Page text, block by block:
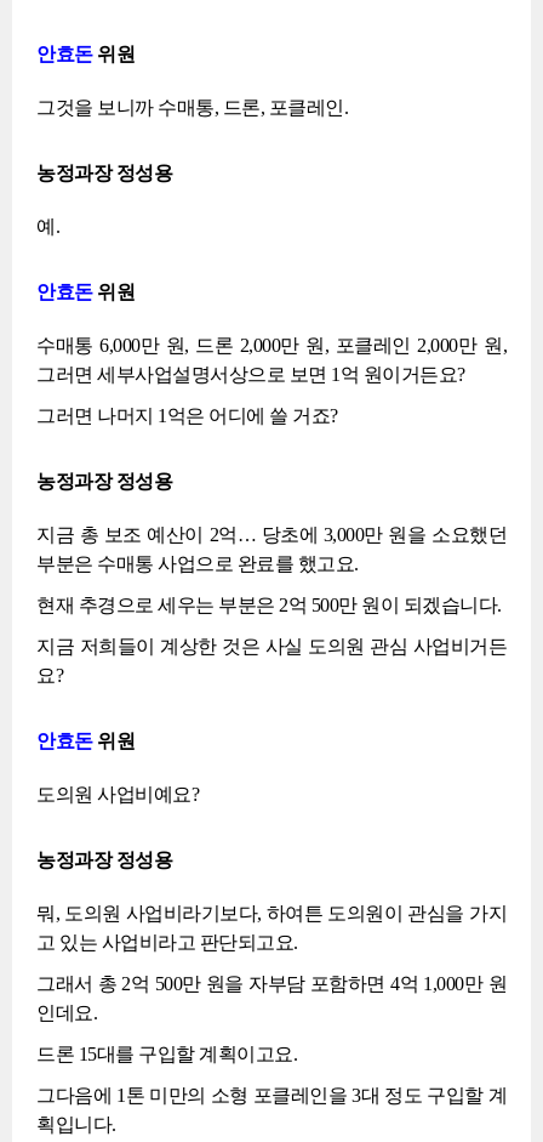
안효돈위원
그것을 보니까 수매통, 드론, 포클레인.
농정과장 정성용
예.
안효돈위원
수매통 6,000만 원, 드론 2,000만 원, 포클레인 2,000만 원,
그러면 세부사업설명서상으로 보면 1억 원이거든요?
그러면 나머지 1억은 어디에 쓸 거죠?
농정과장 정성용
지금 총 보조 예산이 2억… 당초에 3,000만 원을 소요했던
부분은 수매통 사업으로 완료를 했고요.
현재 추경으로 세우는 부분은 2억 500만 원이 되겠습니다.
지금 저희들이 계상한 것은 사실 도의원 관심 사업비거든
요?
안효돈위원
도의원 사업비예요?
농정과장 정성용
뭐, 도의원 사업비라기보다, 하여튼 도의원이 관심을 가지
고 있는 사업비라고 판단되고요.
그래서 총 2억 500만 원을 자부담 포함하면 4억 1,000만 원
인데요.
드론 15대를 구입할 계획이고요.
그다음에 1톤 미만의 소형 포클레인을 3대 정도 구입할 계
획입니다.